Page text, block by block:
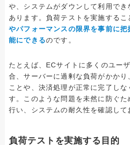
や、システムがダウンして利用で
あります。負荷テストを実施するこ
やパフォーマンスの限界を事前に
能にできるのです。
たとえば、ECサイトに多くのユー
合、サーバーに過剰な負荷がかかり
ことや、決済処理が正常に完了しな
す。このような問題を未然に防ぐ
行い、システムの耐久性を確認して
負荷テストを実施する目的